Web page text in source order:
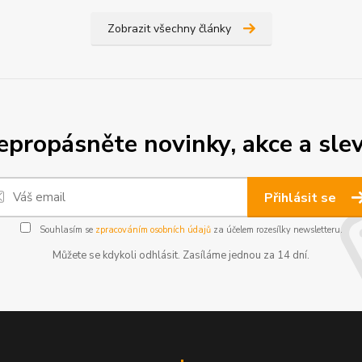
Zobrazit všechny články
novinky, akce a
Přihlásit se
Souhlasím se zpracováním osobních údajůza účelem rozesílky newsletteru.
Můžete se kdykoli odhlásit. Zasíláme jednou za 14 dní.